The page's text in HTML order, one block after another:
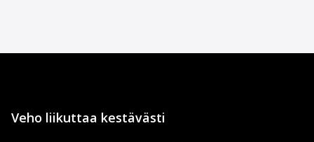
Veho liikuttaa kestävästi